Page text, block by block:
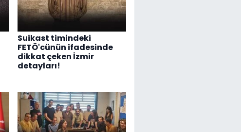
Suikast timindeki
FETÖ'cünün ifadesinde
dikkat çeken İzmir
detayları!